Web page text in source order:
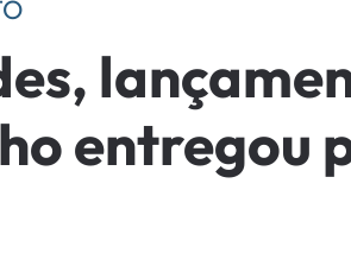
entregou